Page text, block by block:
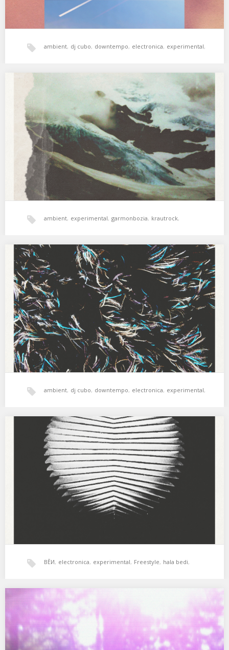
ambient, dj cubo, downtempo, electronica, experimental,
world music,
xperimental sound system
XSS155 | Garmonbozia | Windy Times
«Garmonbozia es el alter ego de Jon Bellido, miembro de la
banda de rock psicodélico entropía.…
ambient, experimental, garmonbozia, krautrock,
psicodelia soul
XSS153 | Cubo | I Imagine
Interferencias en el tiempo y en el espacio. 01. Susumu Yokota – I
Imagine 02. Maracuyá…
ambient, dj cubo, downtempo, electronica, experimental,
Freestyle, hala bedi, psicodelia, xperimental sound system
XSS152 | BĒИ | Alone In The Ring
En este episodio contamos con la aportación BĒИ, veterano DJ de
Donosti de amplias miras y…
BĒИ, electronica, experimental, Freestyle, hala bedi,
psicodelia
xperimental sound system
ramas – ramas
ramas by ramas ambient tape loops, written and produced
January, 2020 credits released January 25, 2020…